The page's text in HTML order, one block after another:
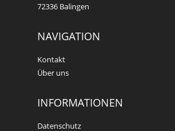
72336 Balingen
NAVIGATION
Kontakt
Über uns
INFORMATIONEN
Datenschutz